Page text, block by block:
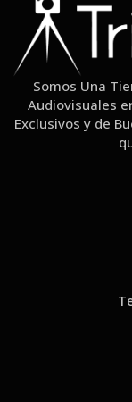
Somos Una
Audiovisuales
Exclusivos y de